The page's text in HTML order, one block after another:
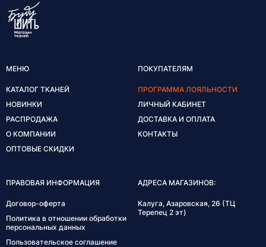
МЕНЮ
КАТАЛОГ ТКАНЕЙ
НОВИНКИ
РАСПРОДАЖА
О КОМПАНИИ
ОПТОВЫЕ СКИДКИ
ПОКУПАТЕЛЯМ
ПРОГРАММА ЛОЯЛЬНОСТИ
ЛИЧНЫЙ КАБИНЕТ
ДОСТАВКА И ОПЛАТА
КОНТАКТЫ
ПРАВОВАЯ ИНФОРМАЦИЯ
Договор-оферта
Политика в отношении обработки
персональных данных
Пользовательское соглашение
АДРЕСА МАГАЗИНОВ:
Калуга, Азаровская, 26 (ТЦ
Терепец 2 эт)